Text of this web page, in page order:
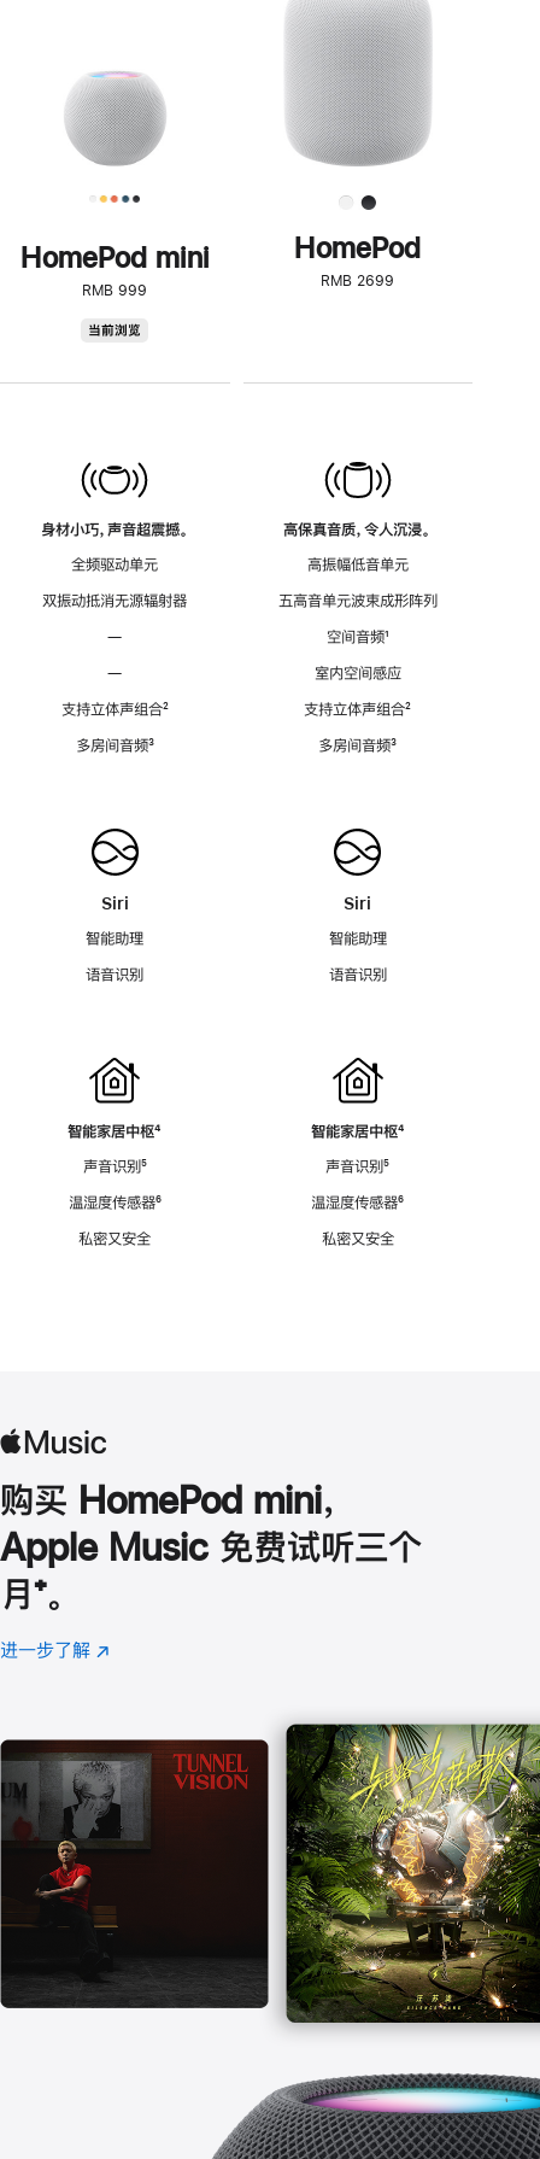
HomePod mini
RMB 999
当前浏览
身材小巧，声音超震撼。
全频驱动单元
双振动抵消无源辐射器
—
—
支持立体声组合脚
²
多房间音频脚
³
Siri
智能助理
语音识别
智能家居中枢脚
⁴
声音识别脚
⁵
温湿度传感器脚
⁶
私密又安全
了
解
HomePod<
HomePod
RMB 2699
高保真音质，令人沉浸。
高振幅低音单元
五高音单元波束成形阵列
空间音频脚
¹
室内空间感应
支持立体声组合脚
²
多房间音频脚
³
Siri
智能助理
语音识别
智能家居中枢脚
⁴
声音识别脚
⁵
温湿度传感器脚
⁶
私密又安全
购买 HomePod mini，
Apple Music 免费试听三个
月 脚
注
⁺。
进一步了解 Apple
(在
口
中
打
开)